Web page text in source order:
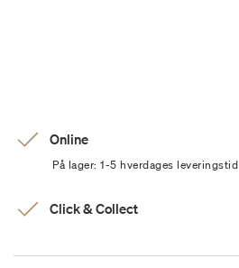
Online
På lager: 1-5 hverdages leveringstid
Click & Collect